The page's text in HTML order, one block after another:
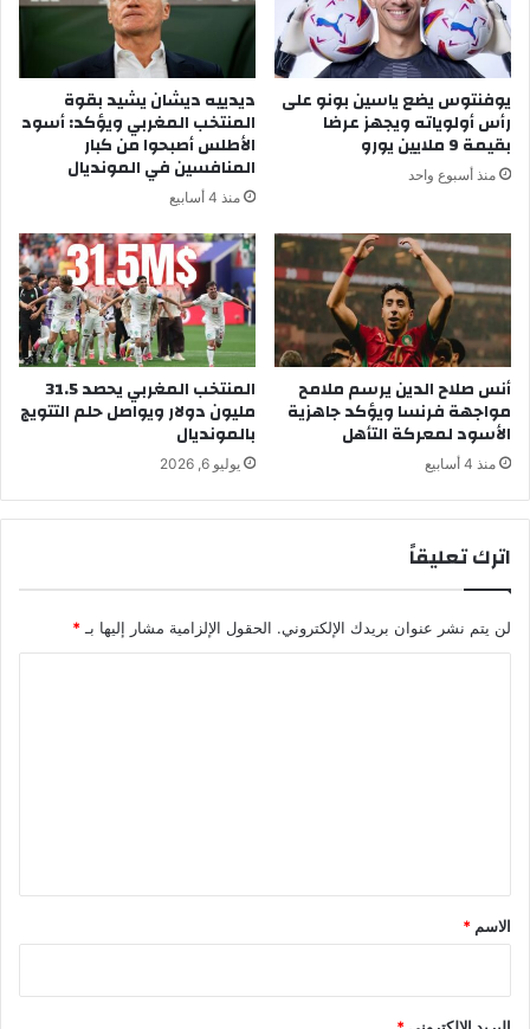
ن
ا
ل
ر
ب
ي
ع
ل
م
ح
ي
ب
ط
ن
ج
ة
ي
ن
ت
ج
د
ي
ة
ف
ي
ن
ا
ص
ب
ا
ل
و
ة
يوفنتوس يضع ياسين بونو على
رأس أولوياته ويجهز عرضا
بقيمة 9 ملايين يورو
منذ أسبوع واحد
ديدييه ديشان يشيد بقوة
المنتخب المغربي ويؤكد: أسود
الأطلس أصبحوا من كبار
المنافسين في المونديال
منذ 4 أسابيع
أنس صلاح الدين يرسم ملامح
مواجهة فرنسا ويؤكد جاهزية
الأسود لمعركة التأهل
منذ 4 أسابيع
المنتخب المغربي يحصد 31.5
مليون دولار ويواصل حلم التتويج
بالمونديال
يوليو 6, 2026
اترك تعليقاً
لن يتم نشر عنوان بريدك الإلكتروني. الحقول الإلزامية مشار إليها بـ *
*
الاسم *